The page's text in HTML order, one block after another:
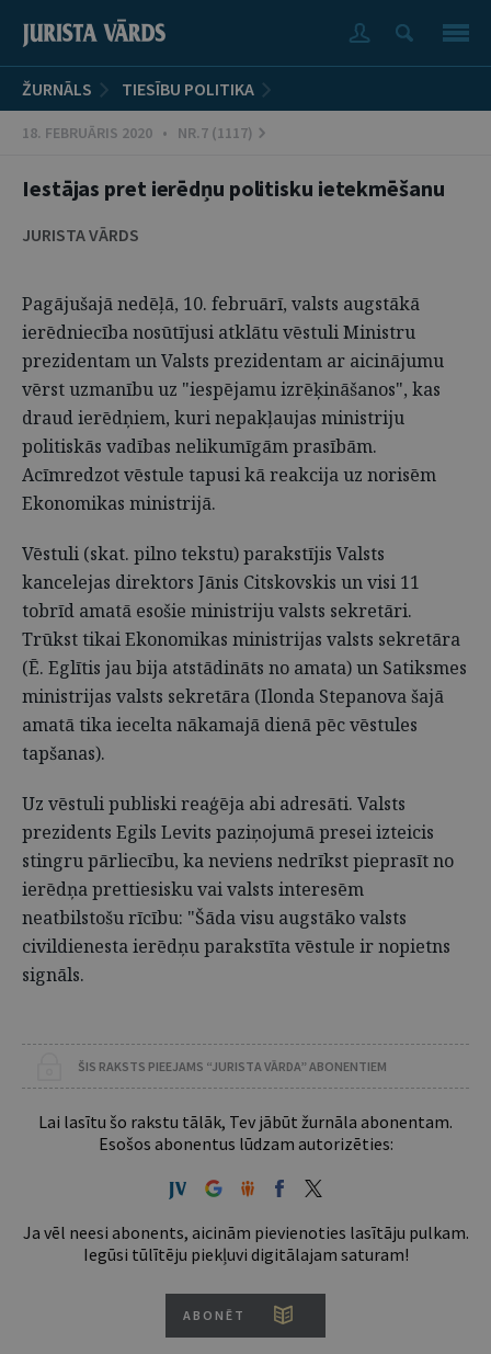
ŽURNĀLS TIESĪBU POLITIKA
18. FEBRUĀRIS 2020 • NR.7 (1117)
Iestājas pret ierēdņu politisku ietekmēšanu
JURISTA VĀRDS
Pagājušajā nedēļā, 10. februārī, valsts augstākā
ierēdniecība nosūtījusi atklātu vēstuli Ministru
prezidentam un Valsts prezidentam ar aicinājumu
vērst uzmanību uz "iespējamu izrēķināšanos", kas
draud ierēdņiem, kuri nepakļaujas ministriju
politiskās vadības nelikumīgām prasībām.
Acīmredzot vēstule tapusi kā reakcija uz norisēm
Ekonomikas ministrijā.
Vēstuli (skat. pilno tekstu) parakstījis Valsts
kancelejas direktors Jānis Citskovskis un visi 11
tobrīd amatā esošie ministriju valsts sekretāri.
Trūkst tikai Ekonomikas ministrijas valsts sekretāra
(Ē. Eglītis jau bija atstādināts no amata) un Satiksmes
ministrijas valsts sekretāra (Ilonda Stepanova šajā
amatā tika iecelta nākamajā dienā pēc vēstules
tapšanas).
Uz vēstuli publiski reaģēja abi adresāti. Valsts
prezidents Egils Levits paziņojumā presei izteicis
stingru pārliecību, ka neviens nedrīkst pieprasīt no
ierēdņa prettiesisku vai valsts interesēm
neatbilstošu rīcību: "Šāda visu augstāko valsts
civildienesta ierēdņu parakstīta vēstule ir nopietns
signāls.
ŠIS RAKSTS PIEEJAMS “JURISTA VĀRDA” ABONENTIEM
Lai lasītu šo rakstu tālāk, Tev jābūt žurnāla abonentam.
Esošos abonentus lūdzam autorizēties:
Ja vēl neesi abonents, aicinām pievienoties lasītāju pulkam.
Iegūsi tūlītēju piekļuvi digitālajam saturam!
ABONĒT